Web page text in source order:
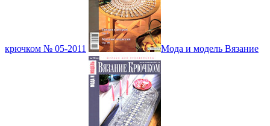
крючком № 05-2011 Мода и модель Вязание